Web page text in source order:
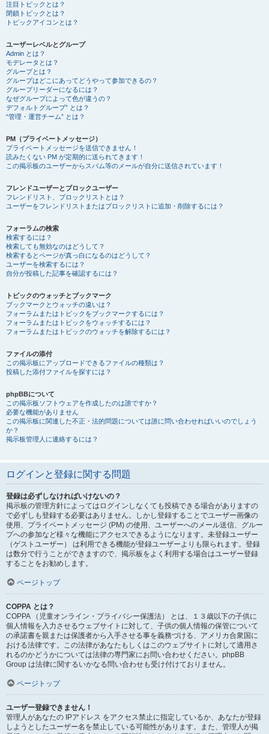
注目トピックとは？
閉鎖トピックとは？
トピックアイコンとは？
ユーザーレベルとグループ
Admin とは？
モデレータとは？
グループとは？
グループはどこにあってどうやって参加できるの？
グループリーダーになるには？
なぜグループによって色が違うの？
デフォルトグループ” とは？
“管理・運営チーム” とは？
PM（プライベートメッセージ）
プライベートメッセージを送信できません！
読みたくない PM が定期的に送られてきます！
この掲示板のユーザーからスパム等のメールが自分に送信されています！
フレンドユーザーとブロックユーザー
フレンドリスト、ブロックリストとは？
ユーザーをフレンドリストまたはブロックリストに追加・削除するには？
フォーラムの検索
検索するには？
検索しても無効なのはどうして？
検索するとページが真っ白になるのはどうして？
ユーザーを検索するには？
自分が投稿した記事を確認するには？
トピックのウォッチとブックマーク
ブックマークとウォッチの違いは？
フォーラムまたはトピックをブックマークするには？
フォーラムまたはトピックをウォッチするには？
フォーラムまたはトピックのウォッチを解除するには？
ファイルの添付
この掲示板にアップロードできるファイルの種類は？
投稿した添付ファイルを探すには？
phpBBについて
この掲示板ソフトウェアを作成したのは誰ですか？
必要な機能がありません
この掲示板に関連した不正・法的問題については誰に問い合わせればいいのでしょう
か？
掲示板管理人に連絡するには？
ログインと登録に関する問題
登録は必ずしなければいけないの？
掲示板の管理方針によってはログインしなくても投稿できる場合がありますの
で必ずしも登録する必要はありません。しかし登録することでユーザー画像の
使用、プライベートメッセージ (PM) の使用、ユーザーへのメール送信、グルー
プへの参加など様々な機能にアクセスできるようになります。未登録ユーザー
（ゲストユーザー） は利用できる機能が登録ユーザーよりも限られます。登録
は数分で行うことができますので、掲示板をよく利用する場合はユーザー登録
することをお勧めします。
ページトップ
COPPA とは？
COPPA （児童オンライン・プライバシー保護法） とは、１３歳以下の子供に
個人情報を入力させるウェブサイトに対して、子供の個人情報の保管について
の承諾書を親または保護者から入手させる事を義務づける、アメリカ合衆国に
おける法律です。この法律があなたもしくはこのウェブサイトに対して適用さ
れるのかどうかについては法律の専門家にお問い合わせください。phpBB
Group は法律に関するいかなる問い合わせも受け付けておりません。
ページトップ
ユーザー登録できません！
管理人があなたの IPアドレス をアクセス禁止に指定しているか、あなたが登録
しようとしたユーザー名を禁止している可能性があります。また、管理人が掲